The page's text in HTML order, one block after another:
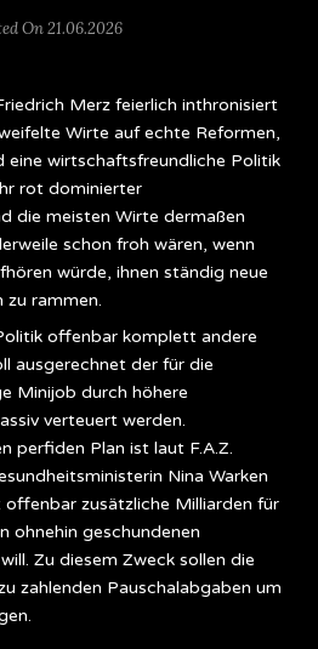
On 21.06.2026
Merz feierlich inthronisiert
Wirte auf echte Reformen,
eine wirtschaftsfreundliche Politik
rot dominierter
die meisten Wirte dermaßen
schon froh wären, wenn
würde, ihnen ständig neue
zu rammen.
offenbar komplett andere
ausgerechnet der für die
Minijob durch höhere
verteuert werden.
perfiden Plan ist laut F.A.Z.
Nina Warken
zusätzliche Milliarden für
ohnehin geschundenen
Zu diesem Zweck sollen die
zahlenden Pauschalabgaben um